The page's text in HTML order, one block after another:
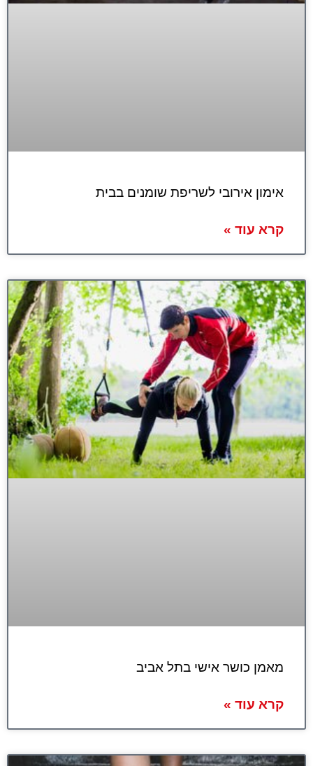
אימון אירובי לשריפת שומנים בבית
קרא עוד »
מאמן כושר אישי בתל אביב
קרא עוד »